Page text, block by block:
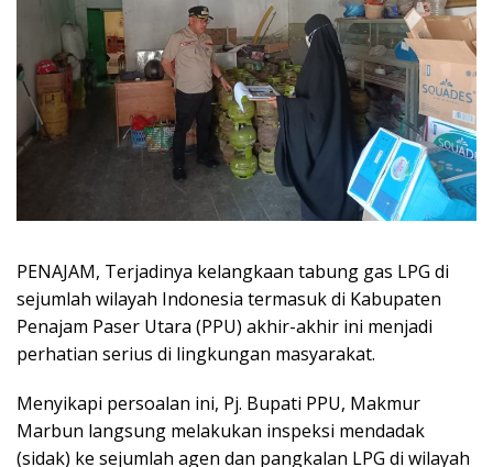
PENAJAM, Terjadinya kelangkaan tabung gas LPG di
sejumlah wilayah Indonesia termasuk di Kabupaten
Penajam Paser Utara (PPU) akhir-akhir ini menjadi
perhatian serius di lingkungan masyarakat.
Menyikapi persoalan ini, Pj. Bupati PPU, Makmur
Marbun langsung melakukan inspeksi mendadak
(sidak) ke sejumlah agen dan pangkalan LPG di wilayah